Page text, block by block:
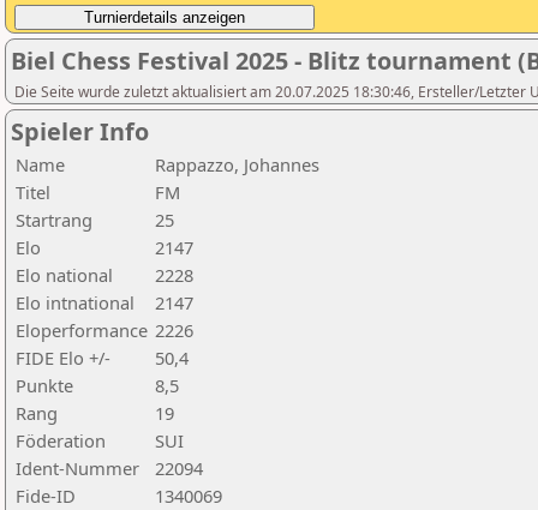
Biel Chess Festival 2025 - Blitz tournament
Die Seite wurde zuletzt aktualisiert am 20.07.2025 18:30:46, Ersteller/Letzter
Spieler Info
Name
Rappazzo, Johannes
Titel
FM
Startrang
25
Elo
2147
Elo national
2228
Elo intnational
2147
Eloperformance 2226
FIDE Elo +/-
50,4
Punkte
8,5
Rang
19
Föderation
SUI
Ident-Nummer
22094
Fide-ID
1340069